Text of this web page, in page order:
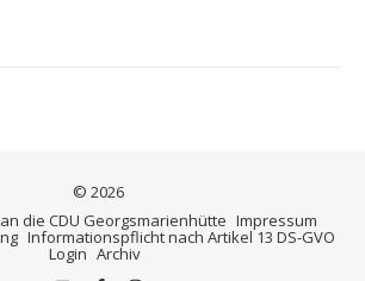
© 2026
die CDU Georgsmarienhütte Impressum
Informationspflicht nach Artikel 13 DS-GVO
Login Archiv